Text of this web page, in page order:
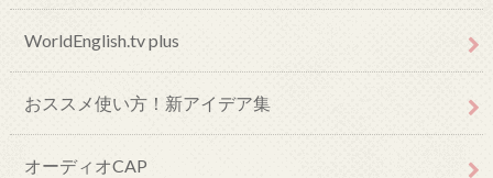
WorldEnglish.tv plus
おススメ使い方！新アイデア集
オーディオCAP